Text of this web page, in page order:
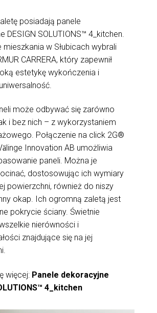
posiadają panele
DESIGN SOLUTIONS™ 4_kitchen.
mieszkania w Słubicach wybrali
CARRERA, który zapewnił
estetykę wykończenia i
może odbywać się zarówno
i bez nich – z wykorzystaniem
Połączenie na click 2G®
älinge Innovation AB umożliwia
paneli. Można je
dostosowując ich wymiary
powierzchni, również do niszy
okap. Ich ogromną zaletą jest
pokrycie ściany. Świetnie
nierówności i
znajdujące się na jej
więcej: Panele dekoracyjne
4_kitchen